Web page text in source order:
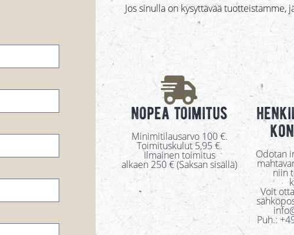
Jos sinulla on kysyttävää tuotteistamme,
nopea toimitus
Minimitilausarvo 100 €.
Toimituskulut 5,95 €.
Ilmainen toimitus
alkaen 250 € (Saksan sisällä)
Odotan
niin
Voit
Puh.: